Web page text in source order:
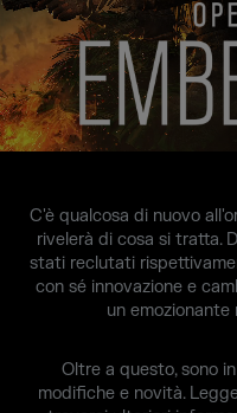
C'è qualcosa di nuovo
rivelerà di cosa si tratta.
stati reclutati
con sé innovazione e
un emozionante
Oltre a questo, sono
modifiche e novità.